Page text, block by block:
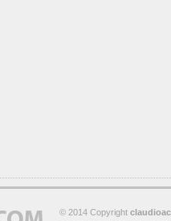
© 2014 Copyright